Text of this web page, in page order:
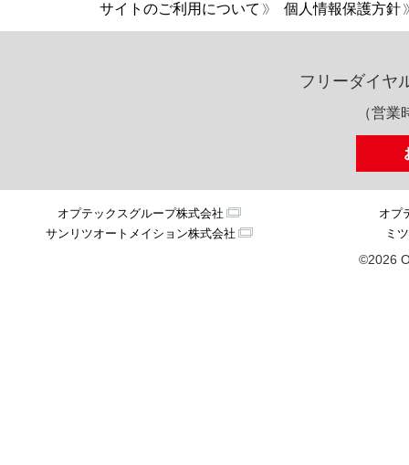
サイトのご利用について 個人情報保護方針
フリーダイヤ
（営
オプテックスグループ株式会社
オプ
サンリツオートメイション株式会社
ミ
©2026